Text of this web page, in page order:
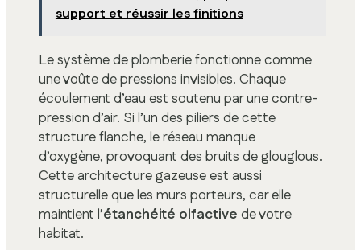
support et réussir les finitions
Le système de plomberie fonctionne comme
une voûte de pressions invisibles. Chaque
écoulement d’eau est soutenu par une contre-
pression d’air. Si l’un des piliers de cette
structure flanche, le réseau manque
d’oxygène, provoquant des bruits de glouglous.
Cette architecture gazeuse est aussi
structurelle que les murs porteurs, car elle
maintient l’étanchéité olfactive de votre
habitat.